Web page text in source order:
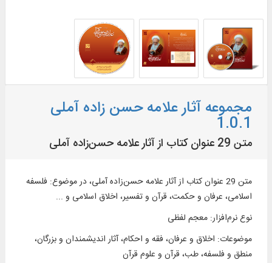
مجموعه آثار علامه حسن زاده آملی
1.0.1
متن 29 عنوان کتاب از آثار علامه حسن‌زاده آملی
متن 29 عنوان کتاب از آثار علامه حسن‌زاده آملی، در موضوع: فلسفه
اسلامی، عرفان و حکمت، قرآن و تفسیر، اخلاق اسلامی و ...
نوع نرم‌افزار:معجم لفظی
موضوعات: اخلاق و عرفان، فقه و احکام، آثار اندیشمندان و بزرگان،
منطق و فلسفه، طب، قرآن و علوم قرآن